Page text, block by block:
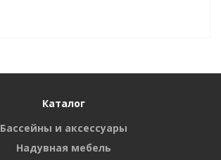
Каталог
Бассейны и аксессуары
Надувная мебель